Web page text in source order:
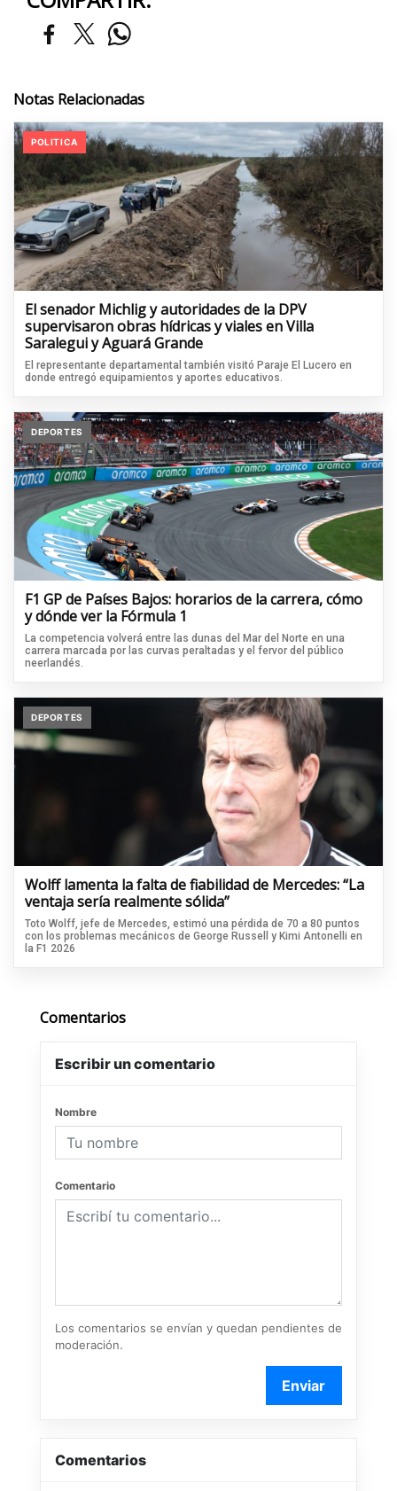
Notas Relacionadas
POLITICA
El senador Michlig y autoridades de la DPV
supervisaron obras hídricas y viales en Villa
Saralegui y Aguará Grande
El representante departamental también visitó Paraje El Lucero en
donde entregó equipamientos y aportes educativos.
DEPORTES
F1 GP de Países Bajos: horarios de la carrera, cómo
y dónde ver la Fórmula 1
La competencia volverá entre las dunas del Mar del Norte en una
carrera marcada por las curvas peraltadas y el fervor del público
neerlandés.
DEPORTES
Wolff lamenta la falta de fiabilidad de Mercedes: “La
ventaja sería realmente sólida”
Toto Wolff, jefe de Mercedes, estimó una pérdida de 70 a 80 puntos
con los problemas mecánicos de George Russell y Kimi Antonelli en
la F1 2026
Comentarios
Escribir un comentario
Nombre
Comentario
Los comentarios se envían y quedan pendientes de
moderación.
Enviar
Comentarios